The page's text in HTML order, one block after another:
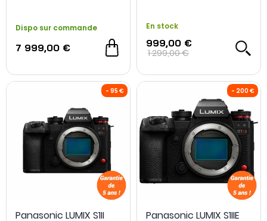
Dispo sur commande
7 999,00 €
En stock
999,00 €
1 299,00 €
Panasonic LUMIX S1II
Panasonic LUMIX S1IIE